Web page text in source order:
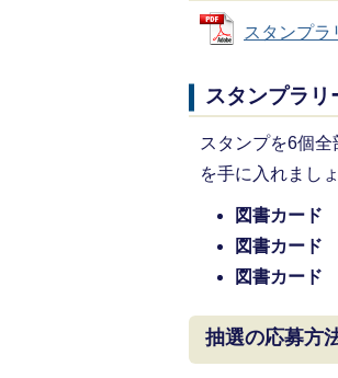
スタンプラ
スタンプラリ
スタンプを6個
を手に入れましょ
図書カード
図書カード
図書カード
抽選の応募方